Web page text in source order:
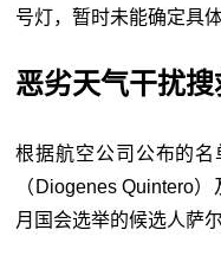
号灯，暂时未能确定具
恶劣天气干扰
根据航空公司公布的
（Diogenes Quintero
月国会选举的候选人萨